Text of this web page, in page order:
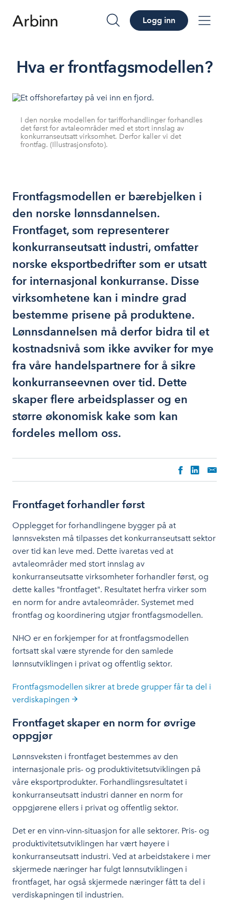
søk Logg inn
Hva er frontfagsmodellen?
I den norske modellen for tarifforhandlinger forhandles
det først for avtaleområder med et stort innslag av
konkurranseutsatt virksomhet. Derfor kaller vi det
frontfag. (Illustrasjonsfoto).
Frontfagsmodellen er bærebjelken i
den norske lønnsdannelsen.
Frontfaget, som representerer
konkurranseutsatt industri, omfatter
norske eksportbedrifter som er utsatt
for internasjonal konkurranse. Disse
virksomhetene kan i mindre grad
bestemme prisene på produktene.
Lønnsdannelsen må derfor bidra til et
kostnadsnivå som ikke avviker for mye
fra våre handelspartnere for å sikre
konkurranseevnen over tid. Dette
skaper flere arbeidsplasser og en
større økonomisk kake som kan
fordeles mellom oss.
Frontfaget forhandler først
Opplegget for forhandlingene bygger på at
lønnsveksten må tilpasses det konkurranseutsatt sektor
over tid kan leve med. Dette ivaretas ved at
avtaleområder med stort innslag av
konkurranseutsatte virksomheter forhandler først, og
dette kalles "frontfaget". Resultatet herfra virker som
en norm for andre avtaleområder. Systemet med
frontfag og koordinering utgjør frontfagsmodellen.
NHO er en forkjemper for at frontfagsmodellen
fortsatt skal være styrende for den samlede
lønnsutviklingen i privat og offentlig sektor.
Frontfagsmodellen sikrer at brede grupper får ta del i
verdiskapingen
Frontfaget skaper en norm for øvrige
oppgjør
Lønnsveksten i frontfaget bestemmes av den
internasjonale pris- og produktivitetsutviklingen på
våre eksportprodukter. Forhandlingsresultatet i
konkurranseutsatt industri danner en norm for
oppgjørene ellers i privat og offentlig sektor.
Det er en vinn-vinn-situasjon for alle sektorer. Pris- og
produktivitetsutviklingen har vært høyere i
konkurranseutsatt industri. Ved at arbeidstakere i mer
skjermede næringer har fulgt lønnsutviklingen i
frontfaget, har også skjermede næringer fått ta del i
verdiskapningen til industrien.